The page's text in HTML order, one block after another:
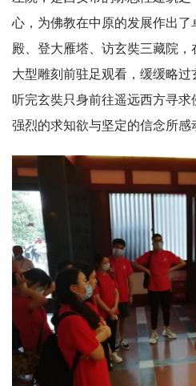
心，为佛教在中原的发展作出
殿、登大雁塔、访玄奘三藏院
大型雕刻前驻足观看，缓缓略过
听完玄奘只身前往遥远西方寻
强烈的求知欲与坚定的信念所感